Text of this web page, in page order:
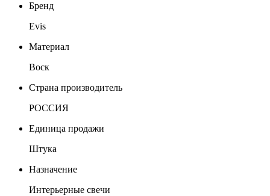
Бренд
Evis
Материал
Воск
Страна производитель
РОССИЯ
Единица продажи
Штука
Назначение
Интерьерные свечи